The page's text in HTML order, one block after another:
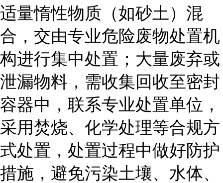
适量惰性物质（如砂土）混
合，交由专业危险废物处置机
构进行集中处置；大量废弃或
泄漏物料，需收集回收至密封
容器中，联系专业处置单位，
采用焚烧、化学处理等合规方
式处置，处置过程中做好防护
措施，避免污染土壤、水体、